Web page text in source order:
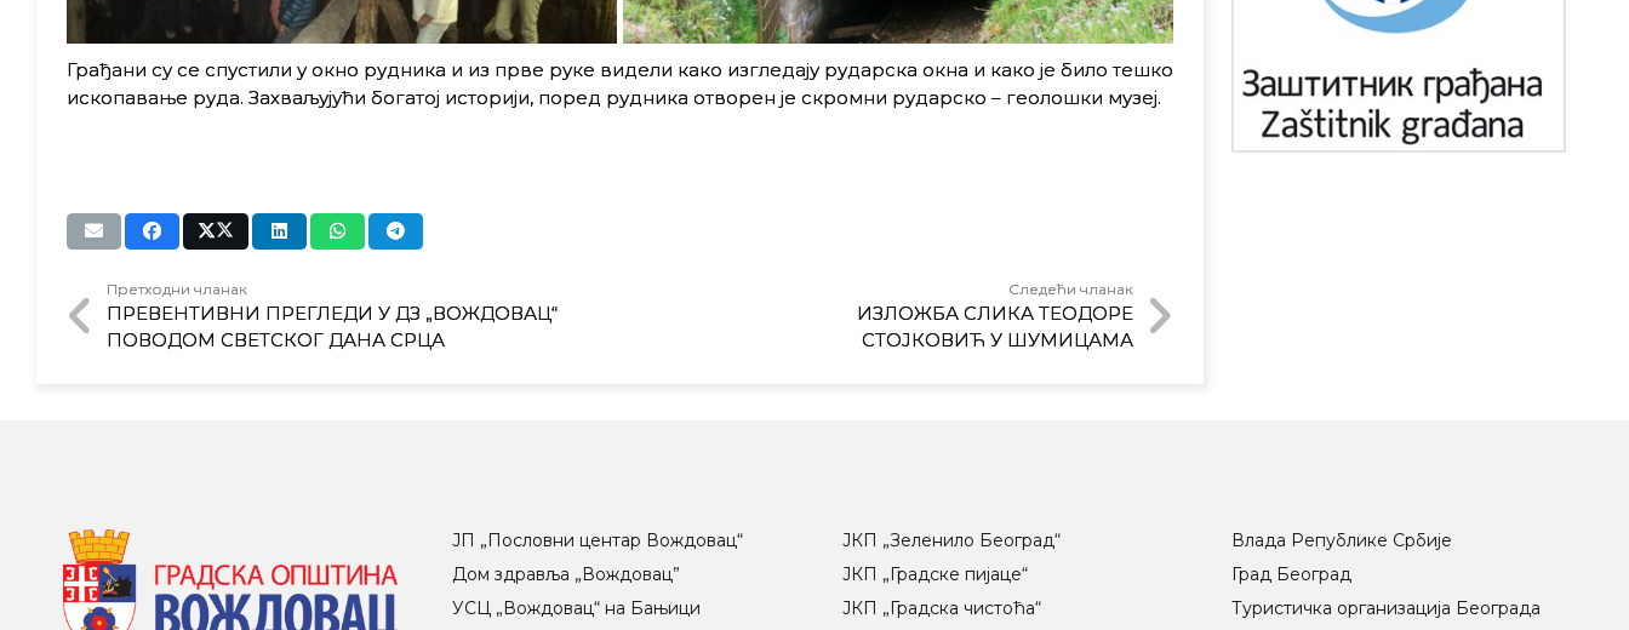
Грађани су се спустили у окно рудника и из прве руке видели како изгледају рударска окна и како је било тешко
ископавање руда. Захваљујући богатој историји, поред рудника отворен је скромни рударско – геолошки музеј.
Претходни чланак
ПРЕВЕНТИВНИ ПРЕГЛЕДИ У ДЗ „ВОЖДОВАЦ“
ПОВОДОМ СВЕТСКОГ ДАНА СРЦА
Следећи чланак
ИЗЛОЖБА СЛИКА ТЕОДОРЕ
СТОЈКОВИЋ У ШУМИЦАМА
ЈП „Пословни центар Вождовац“
Дом здравља „Вождовац”
УСЦ „Вождовац“ на Бањици
ЈКП „Зеленило Београд“
ЈКП „Градске пијаце“
ЈКП „Градска чистоћа“
Влада Републике Србије
Град Београд
Туристичка организација Београда